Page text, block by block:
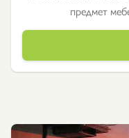
предмет